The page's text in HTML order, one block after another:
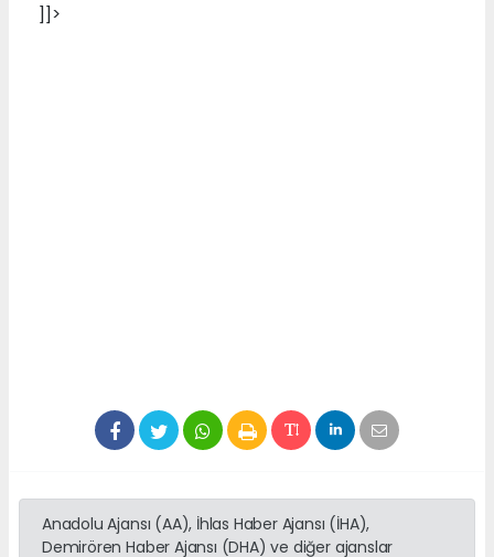
]]>
Anadolu Ajansı (AA), İhlas Haber Ajansı (İHA),
Demirören Haber Ajansı (DHA) ve diğer ajanslar